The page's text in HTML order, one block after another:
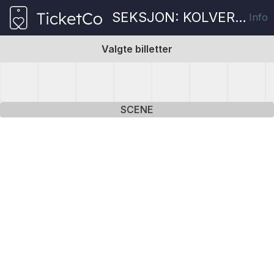
SEKSJON: KOLVEREID KINO Info
Valgte billetter
SCENE